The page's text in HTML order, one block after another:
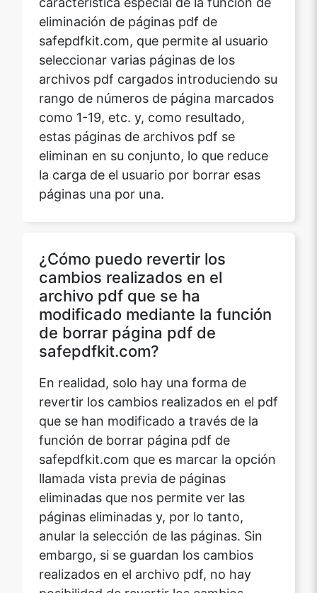
eliminación de páginas pdf de
safepdfkit.com, que permite al usuario
seleccionar varias páginas de los
archivos pdf cargados introduciendo su
rango de números de página marcados
como 1-19, etc. y, como resultado,
estas páginas de archivos pdf se
eliminan en su conjunto, lo que reduce
la carga de el usuario por borrar esas
páginas una por una.
¿Cómo puedo revertir los
cambios realizados en el
archivo pdf que se ha
modificado mediante la función
de borrar página pdf de
safepdfkit.com?
revertir los cambios realizados en el pdf
que se han modificado a través de la
función de borrar página pdf de
safepdfkit.com que es marcar la opción
llamada vista previa de páginas
eliminadas que nos permite ver las
páginas eliminadas y, por lo tanto,
anular la selección de las páginas. Sin
embargo, si se guardan los cambios
realizados en el archivo pdf, no hay
posibilidad de revertir los cambios